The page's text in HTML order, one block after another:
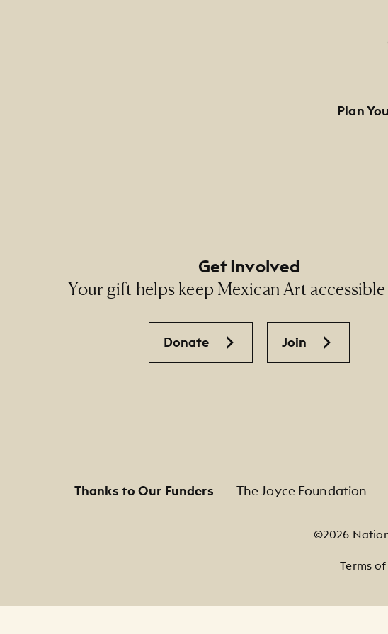
Plan
Get Involved
Your gift helps keep Mexican Art
Donate Join
Thanks to Our Funders The Joyce Foundation
©2026
Terms